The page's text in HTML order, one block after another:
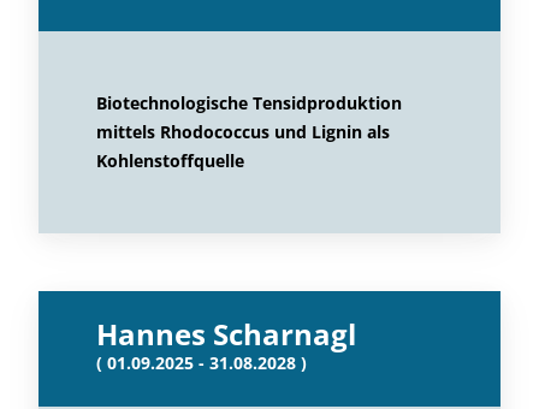
Biotechnologische Tensidproduktion
mittels Rhodococcus und Lignin als
Kohlenstoffquelle
Hannes Scharnagl
( 01.09.2025 - 31.08.2028 )